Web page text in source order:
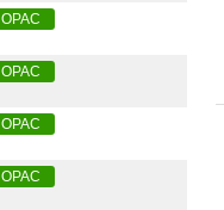
OPAC
OPAC
OPAC
OPAC